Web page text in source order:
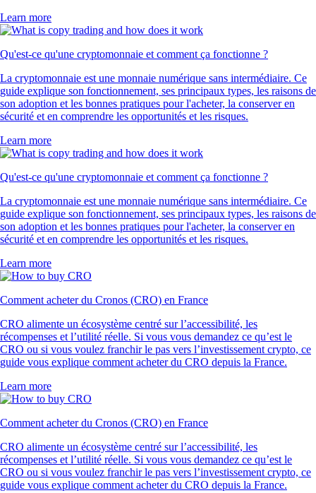
Learn more
Qu'est-ce qu'une cryptomonnaie et comment ça fonctionne ?
La cryptomonnaie est une monnaie numérique sans intermédiaire. Ce
guide explique son fonctionnement, ses principaux types, les raisons de
son adoption et les bonnes pratiques pour l'acheter, la conserver en
sécurité et en comprendre les opportunités et les risques.
Learn more
Qu'est-ce qu'une cryptomonnaie et comment ça fonctionne ?
La cryptomonnaie est une monnaie numérique sans intermédiaire. Ce
guide explique son fonctionnement, ses principaux types, les raisons de
son adoption et les bonnes pratiques pour l'acheter, la conserver en
sécurité et en comprendre les opportunités et les risques.
Learn more
Comment acheter du Cronos (CRO) en France
CRO alimente un écosystème centré sur l’accessibilité, les
récompenses et l’utilité réelle. Si vous vous demandez ce qu’est le
CRO ou si vous voulez franchir le pas vers l’investissement crypto, ce
guide vous explique comment acheter du CRO depuis la France.
Learn more
Comment acheter du Cronos (CRO) en France
CRO alimente un écosystème centré sur l’accessibilité, les
récompenses et l’utilité réelle. Si vous vous demandez ce qu’est le
CRO ou si vous voulez franchir le pas vers l’investissement crypto, ce
guide vous explique comment acheter du CRO depuis la France.